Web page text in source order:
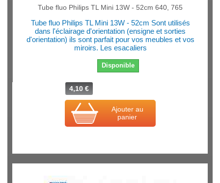
Tube fluo Philips TL Mini 13W - 52cm 640, 765
Tube fluo Philips TL Mini 13W - 52cm Sont utilisés
dans l'éclairage d'orientation (ensigne et sorties
d'orientation) ils sont parfait pour vos meubles et vos
miroirs. Les esacaliers
Disponible
4,10 €
Ajouter au
panier